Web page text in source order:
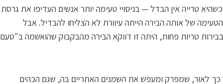
טרייה אין הבדל — בניסויי טעימה יותר אנשים העדיפו את גרסת
של אותה הבירה הייתה עיוורת לא הצליחו להבדיל. אבל
בבירות טריות פחות, היתה זו דווקא הבירה מהבקבוק שהואשמה ב"טעם
כך לאור, שמפרק ומעפש את השמנים האתריים בה, שגם הכהים